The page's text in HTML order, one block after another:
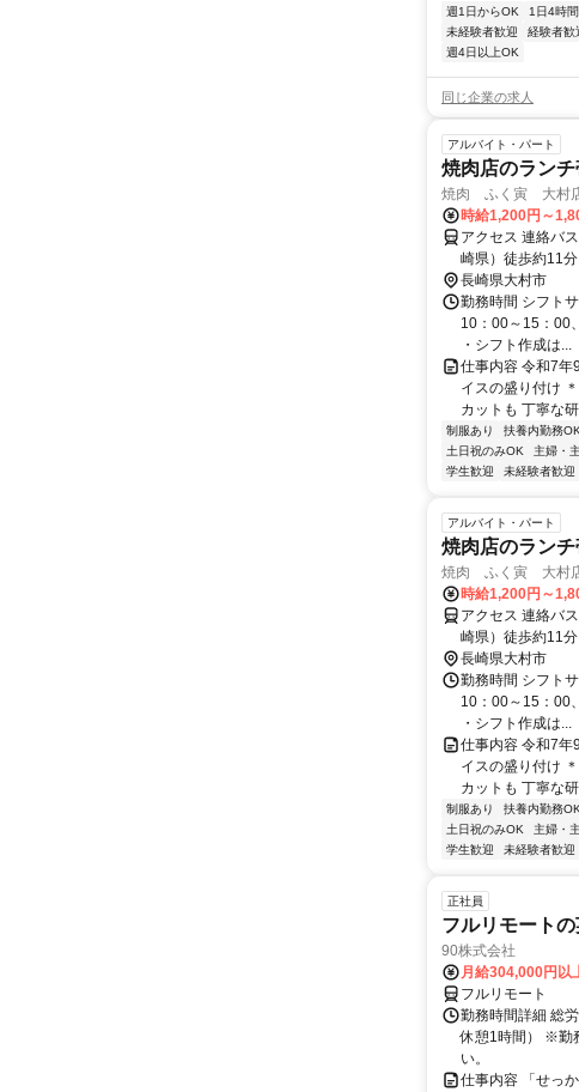
週1日からOK 1日4時
未経験者歓迎
経験者歓
週4日以上OK
同じ企業の求人
アルバイト・パート
焼肉店のラン
焼肉 ふく寅 大村
時給1,200円～
アクセス 連絡バ
崎県）徒歩約11
絡バス)(約9分)大
ＪＲ佐世保線)(約
長崎県大村市
勤務時間 シフト
10：00～15：00
・シフト作成は...
仕事内容 令和7年
イスの盛り付け
カットも 丁寧な
制服あり 扶養内勤務OK
土日祝のみOK
主婦・
学生歓迎
未経験者歓迎
アルバイト・パート
焼肉店のラン
焼肉 ふく寅 大村
時給1,200円～
アクセス 連絡バ
崎県）徒歩約11
絡バス)(約9分)大
ＪＲ佐世保線)(約
長崎県大村市
勤務時間 シフト
10：00～15：00
・シフト作成は...
仕事内容 令和7年
イスの盛り付け
カットも 丁寧な
制服あり 扶養内勤務OK
土日祝のみOK
主婦・
学生歓迎
未経験者歓迎
正社員
フルリモート
90株式会社
月給304,000円以
フルリモート
勤務時間詳細 総
休憩1時間） ※勤
い。
仕事内容 「せっ